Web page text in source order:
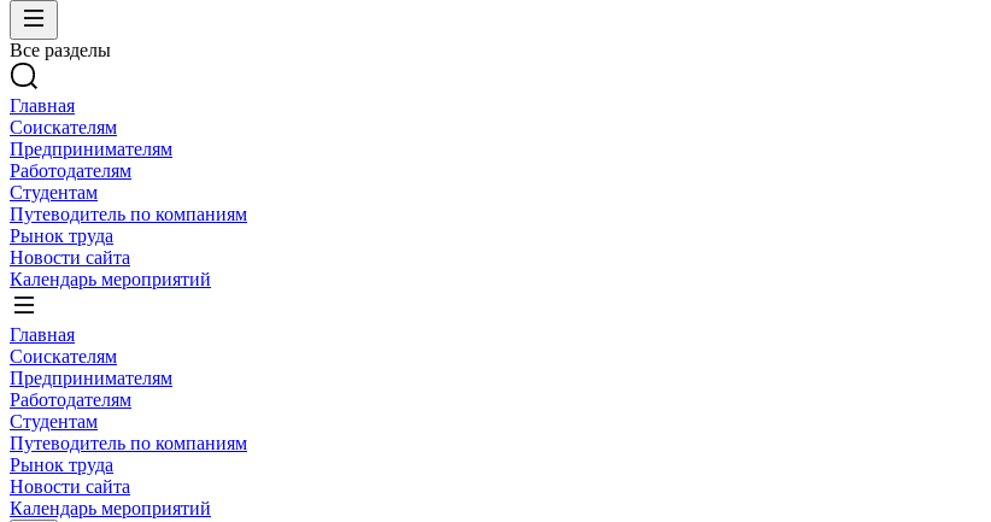
Все разделы
Главная
Соискателям
Предпринимателям
Работодателям
Студентам
Путеводитель по компаниям
Рынок труда
Новости сайта
Календарь мероприятий
Главная
Соискателям
Предпринимателям
Работодателям
Студентам
Путеводитель по компаниям
Рынок труда
Новости сайта
Календарь мероприятий